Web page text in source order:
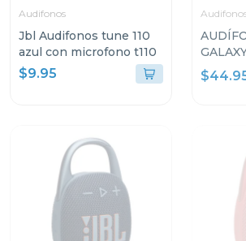
Audifonos
Jbl Audifonos tune 110
azul con microfono t110
$9.95